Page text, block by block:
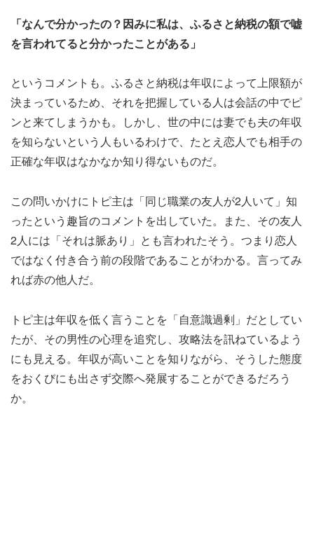
「なんで分かったの？因みに私は、ふるさと納税の額で嘘
を言われてると分かったことがある」
というコメントも。ふるさと納税は年収によって上限額が
決まっているため、それを把握している人は会話の中でピ
ンと来てしまうかも。しかし、世の中には妻でも夫の年収
を知らないという人もいるわけで、たとえ恋人でも相手の
正確な年収はなかなか知り得ないものだ。
この問いかけにトピ主は「同じ職業の友人が2人いて」知
ったという趣旨のコメントを出していた。また、その友人
2人には「それは脈あり」とも言われたそう。つまり恋人
ではなく付き合う前の段階であることがわかる。言ってみ
れば赤の他人だ。
トピ主は年収を低く言うことを「自意識過剰」だとしてい
たが、その男性の心理を追究し、攻略法を訊ねているよう
にも見える。年収が高いことを知りながら、そうした態度
をおくびにも出さず交際へ発展することができるだろう
か。